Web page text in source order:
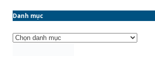
Danh mục
Danh